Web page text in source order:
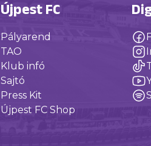
Újpest FC
Pályarend
TAO
Klub infó
Sajtó
Press Kit
Újpest FC Shop